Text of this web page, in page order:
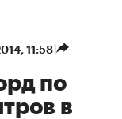
11:58
по
в